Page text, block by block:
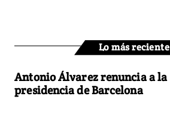
Lo más reciente
Antonio Álvarez renuncia a la
presidencia de Barcelona